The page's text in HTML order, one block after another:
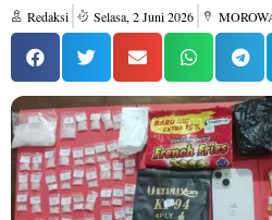
Redaksi Selasa, 2 Juni 2026